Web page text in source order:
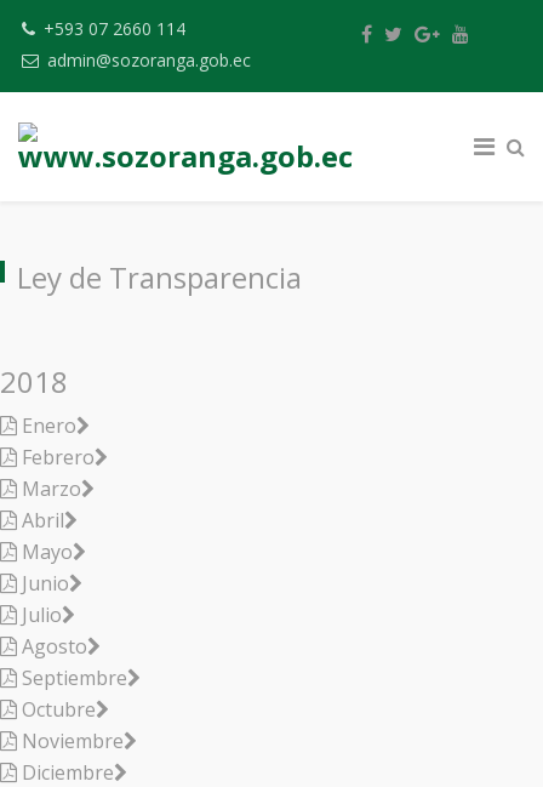
+593 07 2660 114
admin@sozoranga.gob.ec
Ley de Transparencia
2018
Enero
Febrero
Marzo
Abril
Mayo
Junio
Julio
Agosto
Septiembre
Octubre
Noviembre
Diciembre